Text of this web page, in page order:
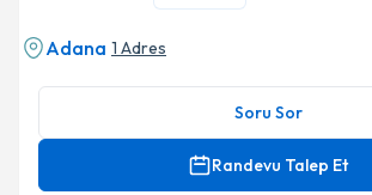
Adana 1 Adres
Soru Sor
Randevu Talep Et